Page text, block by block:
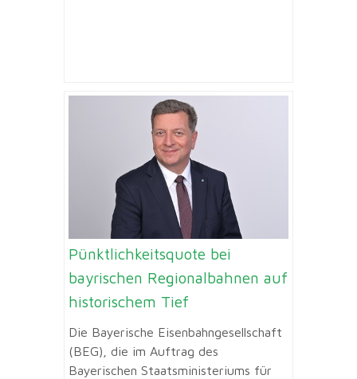
Pünktlichkeitsquote bei
bayrischen Regionalbahnen auf
historischem Tief
Die Bayerische Eisenbahngesellschaft
(BEG), die im Auftrag des
Bayerischen Staatsministeriums für